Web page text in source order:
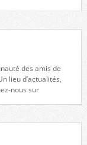
des amis de
lieu d’actualités,
nous sur